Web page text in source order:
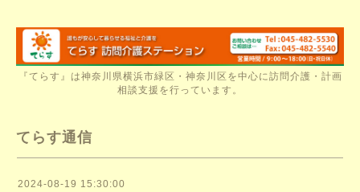
『てらす』は神奈川県横浜市緑区・神奈川区を中心に訪問介護・計画
相談支援を行っています。
てらす通信
2024-08-19 15:30:00